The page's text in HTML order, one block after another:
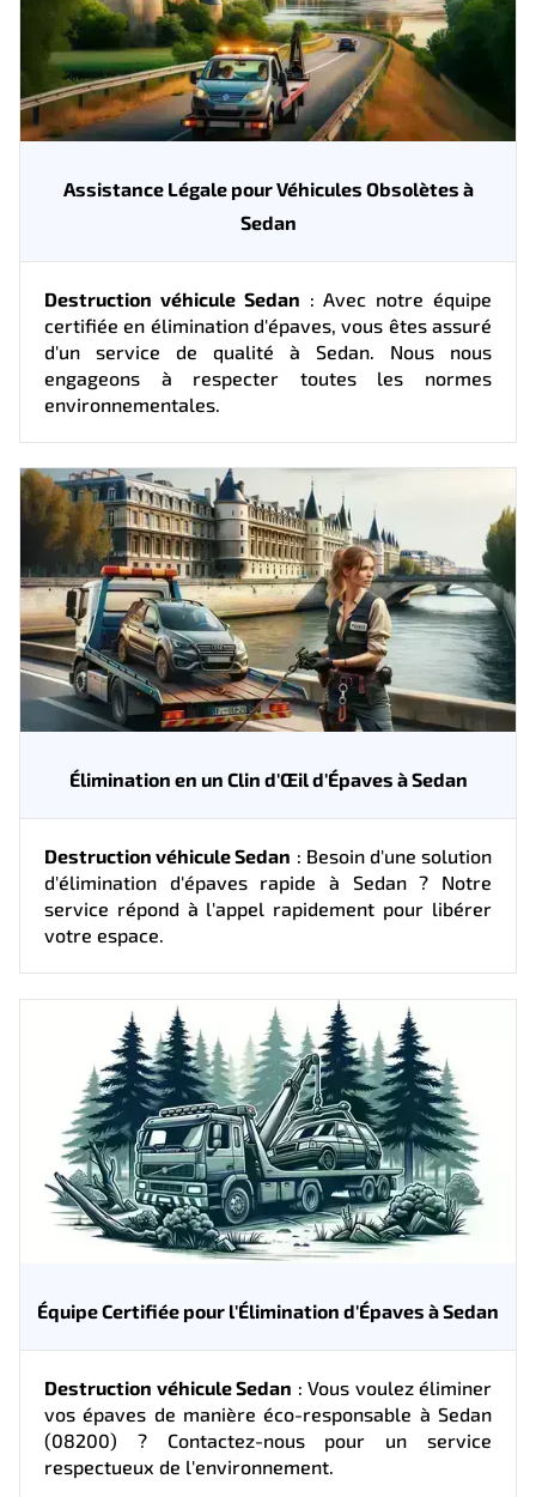
Assistance Légale pour Véhicules Obsolètes à
Sedan
Destruction véhicule Sedan : Avec notre équipe
certifiée en élimination d'épaves, vous êtes assuré
d'un service de qualité à Sedan. Nous nous
engageons à respecter toutes les normes
environnementales.
Élimination en un Clin d'Œil d'Épaves à Sedan
Destruction véhicule Sedan : Besoin d'une solution
d'élimination d'épaves rapide à Sedan ? Notre
service répond à l'appel rapidement pour libérer
votre espace.
Équipe Certifiée pour l'Élimination d'Épaves à Sedan
Destruction véhicule Sedan : Vous voulez éliminer
vos épaves de manière éco-responsable à Sedan
(08200) ? Contactez-nous pour un service
respectueux de l'environnement.